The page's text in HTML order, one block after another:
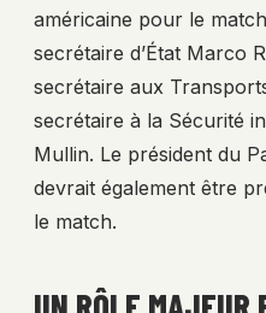
américaine pour le
secrétaire d’État Marco
secrétaire aux
secrétaire à la Sécurité
Mullin. Le président du
devrait également être
le match.